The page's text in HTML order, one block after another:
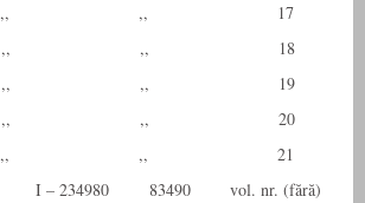
,, ,, 17
,, ,, 18
,, ,, 19
,, ,, 20
,, ,, 21
I – 234980 83490 vol. nr. (fără)